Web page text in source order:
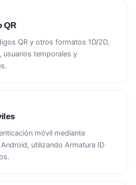
QR
QR y otros formatos 1D/2D,
usuarios temporales y
móvil mediante
utilizando Armatura ID